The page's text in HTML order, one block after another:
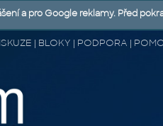
| BLOKY | PODPORA |
a pro Google reklamy. Před